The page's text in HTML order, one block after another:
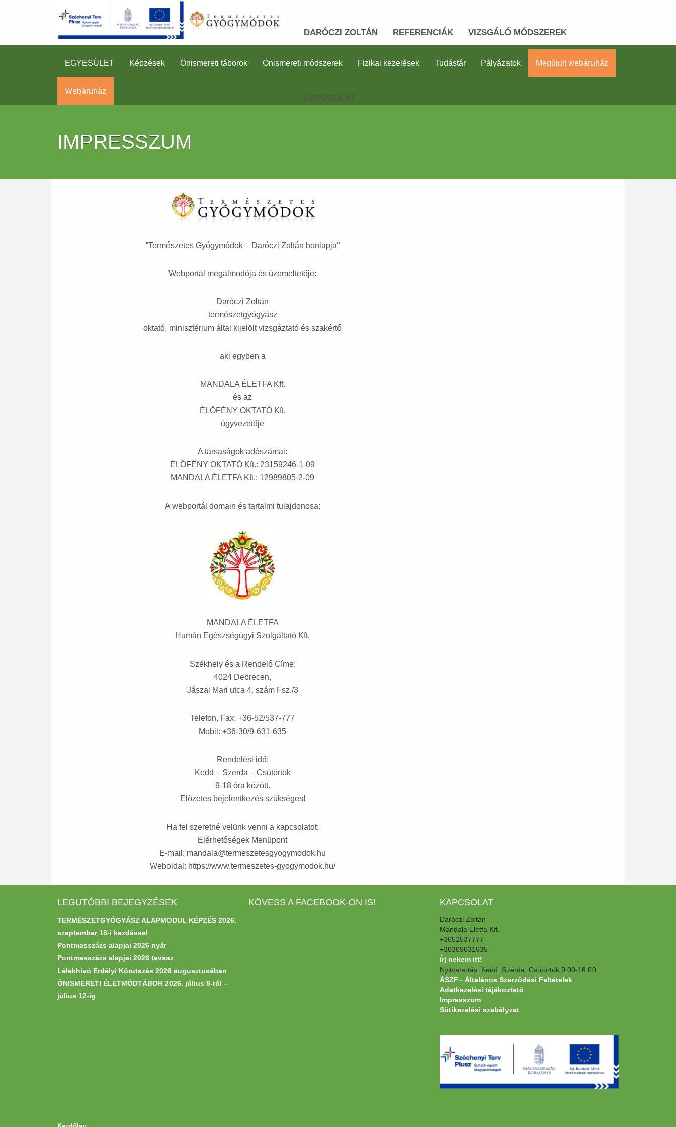
DARÓCZI ZOLTÁN REFERENCIÁK VIZSGÁLÓ MÓDSZEREK
KAPCSOLAT
EGYESÜLET Képzések Önismereti táborok Önismereti módszerek Fizikai kezelések Tudástár Pályázatok Megújult webáruház
Webáruház
IMPRESSZUM
“Természetes Gyógymódok – Daróczi Zoltán honlapja”
Webportál megálmodója és üzemeltetője:
Daróczi Zoltán
természetgyógyász
oktató, minisztérium által kijelölt vizsgáztató és szakértő
aki egyben a
MANDALA ÉLETFA Kft.
és az
ÉLŐFÉNY OKTATÓ Kft.
ügyvezetője
A társaságok adószámai:
ÉLŐFÉNY OKTATÓ Kft.: 23159246-1-09
MANDALA ÉLETFA Kft.: 12989805-2-09
A webportál domain és tartalmi tulajdonosa:
MANDALA ÉLETFA
Humán Egészségügyi Szolgáltató Kft.
Székhely és a Rendelő Címe:
4024 Debrecen,
Jászai Mari utca 4. szám Fsz./3
Telefon, Fax: +36-52/537-777
Mobil: +36-30/9-631-635
Rendelési idő:
Kedd – Szerda – Csütörtök
9-18 óra között.
Előzetes bejelentkezés szükséges!
Ha fel szeretné velünk venni a kapcsolatot:
Elérhetőségek Menüpont
E-mail: mandala@termeszetesgyogymodok.hu
Weboldal: https://www.termeszetes-gyogymodok.hu/
LEGUTÓBBI BEJEGYZÉSEK
TERMÉSZETGYÓGYÁSZ ALAPMODUL KÉPZÉS 2026.
szeptember 18-i kezdéssel
Pontmasszázs alapjai 2026 nyár
Pontmasszázs alapjai 2026 tavasz
Lélekhívó Erdélyi Körutazás 2026 augusztusában
ÖNISMERETI ÉLETMÓDTÁBOR 2026. július 8-tól –
július 12-ig
KÖVESS A FACEBOOK-ON IS! KAPCSOLAT
Daróczi Zoltán
Mandala Életfa Kft.
+3652537777
+36309631635
Írj nekem itt!
Nyitvatartás: Kedd, Szerda, Csütörtök 9:00-18:00
ÁSZF - Általános Szerződési Feltételek
Adatkezelési tájékoztató
Impresszum
Sütikezelési szabályzat